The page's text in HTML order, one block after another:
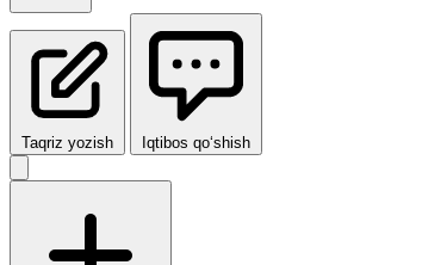
Taqriz yozish Iqtibos qo‘shish